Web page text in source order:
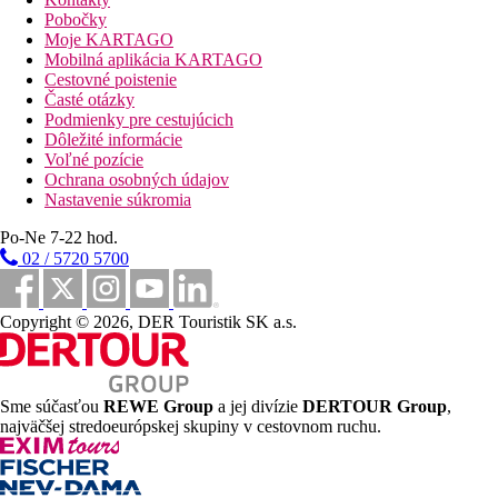
vonkajším ihriskom a vnútornou miestnostou s nábytkom a
hrami
Stravovanie
Možnost stravovania v programe All inclusive
Vzdialenosti
58 km
Vzdialenosť od najbližšieho letiska
0 m
Vzdialenosť k pláži
Pláž
Ležadla na pláži za poplatok
Slnečníky na pláži za poplatok
Hotel priamo pri pláži
Plážová dovolenka
bazény
Pobočky
Moje KARTAGO
Mobilná aplikácia KARTAGO
Cestovné poistenie
Časté otázky
Podmienky pre cestujúcich
Dôležité informácie
Voľné pozície
Ochrana osobných údajov
Nastavenie súkromia
Po-Ne 7-22 hod.
02 / 5720 5700
Copyright © 2026, DER Touristik SK a.s.
Sme súčasťou REWE Group a jej divízie DERTOUR Group,
najväčšej stredoeurópskej skupiny v cestovnom ruchu.